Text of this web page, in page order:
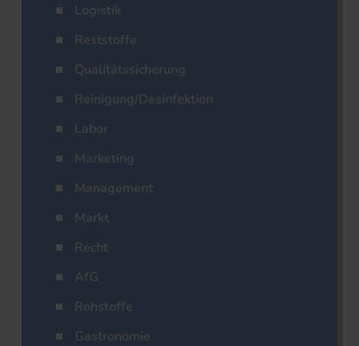
Logistik
Reststoffe
Qualitätssicherung
Reinigung/Desinfektion
Labor
Marketing
Management
Markt
Recht
AfG
Rohstoffe
Gastronomie